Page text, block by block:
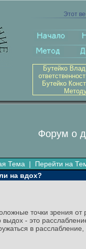
Этот
Бутейко
Бутейко
Форум о
Тема | Перейти на
на вдох?
точки зрения от
выдох - это
в